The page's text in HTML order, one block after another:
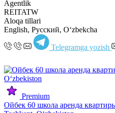
Agentlik
REITATW
Aloqa tillari
English, Русский, Oʻzbekcha
Telegramga yozish
Premium
Ойбек 60 школа аренда